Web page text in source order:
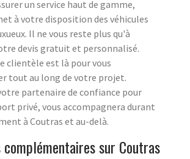
un service haut de gamme,
à votre disposition des véhicules
Il ne vous reste plus qu'à
devis gratuit et personnalisé.
clientèle est là pour vous
tout au long de votre projet.
partenaire de confiance pour
privé, vous accompagnera durant
à Coutras et au-delà.
sur Coutras